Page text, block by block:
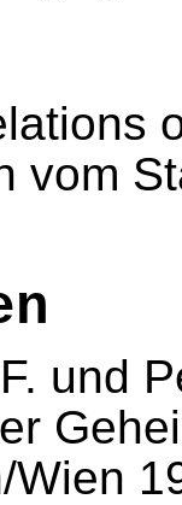
vom
und
Wien